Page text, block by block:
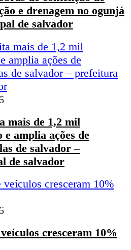
e drenagem no ogunjá
de salvador
mais de 1,2 mil
e amplia ações de
de salvador –
de salvador
cresceram 10%